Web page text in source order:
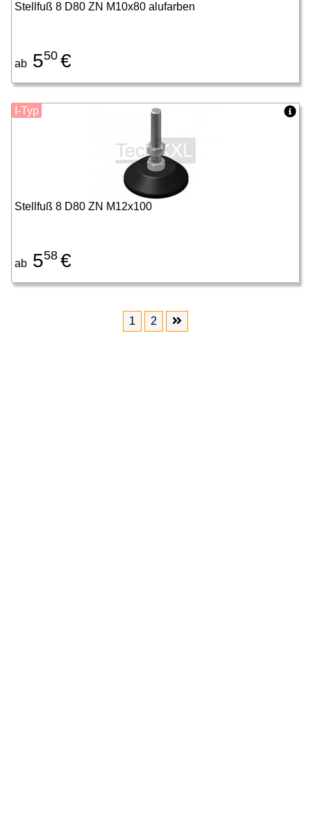
Stellfuß 8 D80 ZN M10x80 alufarben
ab 550 €
Stellfuß 8 D80 ZN M12x100
ab 558 €
I-Typ
1 2